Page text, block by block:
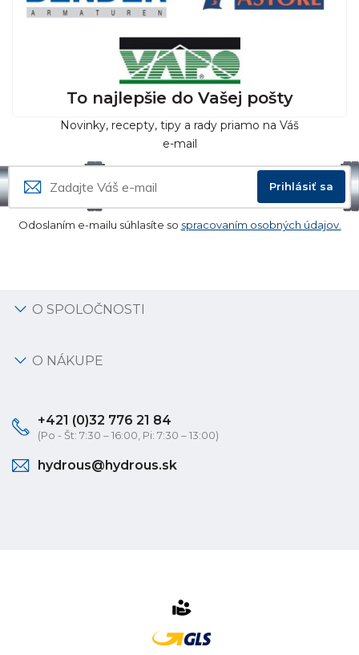
To najlepšie do Vašej pošty
Novinky, recepty, tipy a rady priamo na Váš
e-mail
Prihlásiť sa
Odoslaním e-mailu súhlasíte so spracovaním osobných údajov.
O SPOLOČNOSTI
O NÁKUPE
+421 (0)32 776 21 84
(Po - Št: 7:30 – 16:00, Pi: 7:30 – 13:00)
hydrous@hydrous.sk